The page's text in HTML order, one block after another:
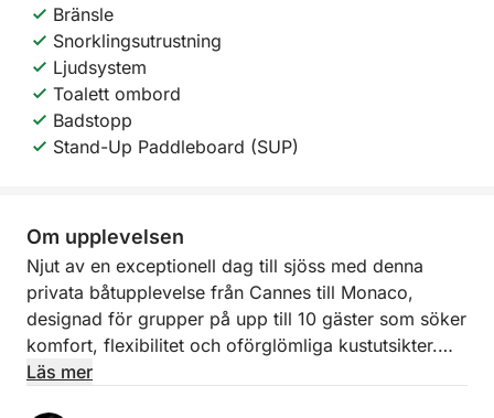
Bränsle
Snorklingsutrustning
Ljudsystem
Toalett ombord
Badstopp
Stand-Up Paddleboard (SUP)
Om upplevelsen
Njut av en exceptionell dag till sjöss med denna
privata båtupplevelse från Cannes till Monaco,
designad för grupper på upp till 10 gäster som söker
komfort, flexibilitet och oförglömliga kustutsikter.
Läs mer